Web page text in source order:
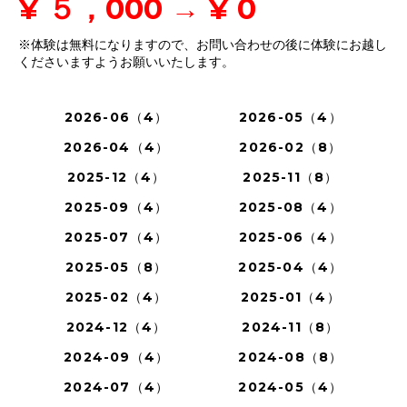
¥ ５，000 → ¥ 0
※体験は無料になりますので、お問い合わせの後に体験にお越し
くださいますようお願いいたします。
2026-06（4）
2026-05（4）
2026-04（4）
2026-02（8）
2025-12（4）
2025-11（8）
2025-09（4）
2025-08（4）
2025-07（4）
2025-06（4）
2025-05（8）
2025-04（4）
2025-02（4）
2025-01（4）
2024-12（4）
2024-11（8）
2024-09（4）
2024-08（8）
2024-07（4）
2024-05（4）